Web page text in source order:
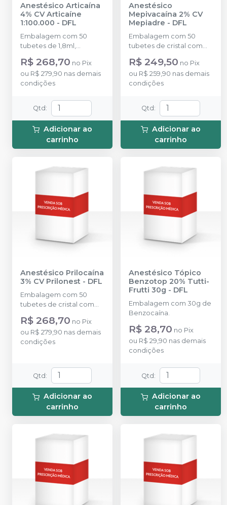
Anestésico Articaína
4% CV Articaíne
1:100.000 - DFL
Embalagem com 50
tubetes de 1,8ml,
blisters lacrados com 10
tubetes cada. Cloridrato
de Articaína com
R$ 268,70 no Pix
ou R$ 279,90 nas demais
condições
Qtd :
Adicionar ao
carrinho
Anestésico
Mepivacaína 2% CV
Mepiadre - DFL
Embalagem com 50
tubetes de cristal com
Mepivacaína com
Epinefrina (Tubete de
Vidro).
R$ 249,50 no Pix
ou R$ 259,90 nas demais
condições
Qtd :
Adicionar ao
carrinho
Anestésico Prilocaína
3% CV Prilonest - DFL
Embalagem com 50
tubetes de cristal com
1,8ml cada. Cloridrato de
Prilocaína com
Felipressina (Tubete de
Vidro).
R$ 268,70 no Pix
ou R$ 279,90 nas demais
condições
Qtd :
Adicionar ao
carrinho
Anestésico Tópico
Benzotop 20% Tutti-
Frutti 30g - DFL
Embalagem com 30g de
Benzocaína.
R$ 28,70 no Pix
ou R$ 29,90 nas demais
condições
Qtd :
Adicionar ao
carrinho